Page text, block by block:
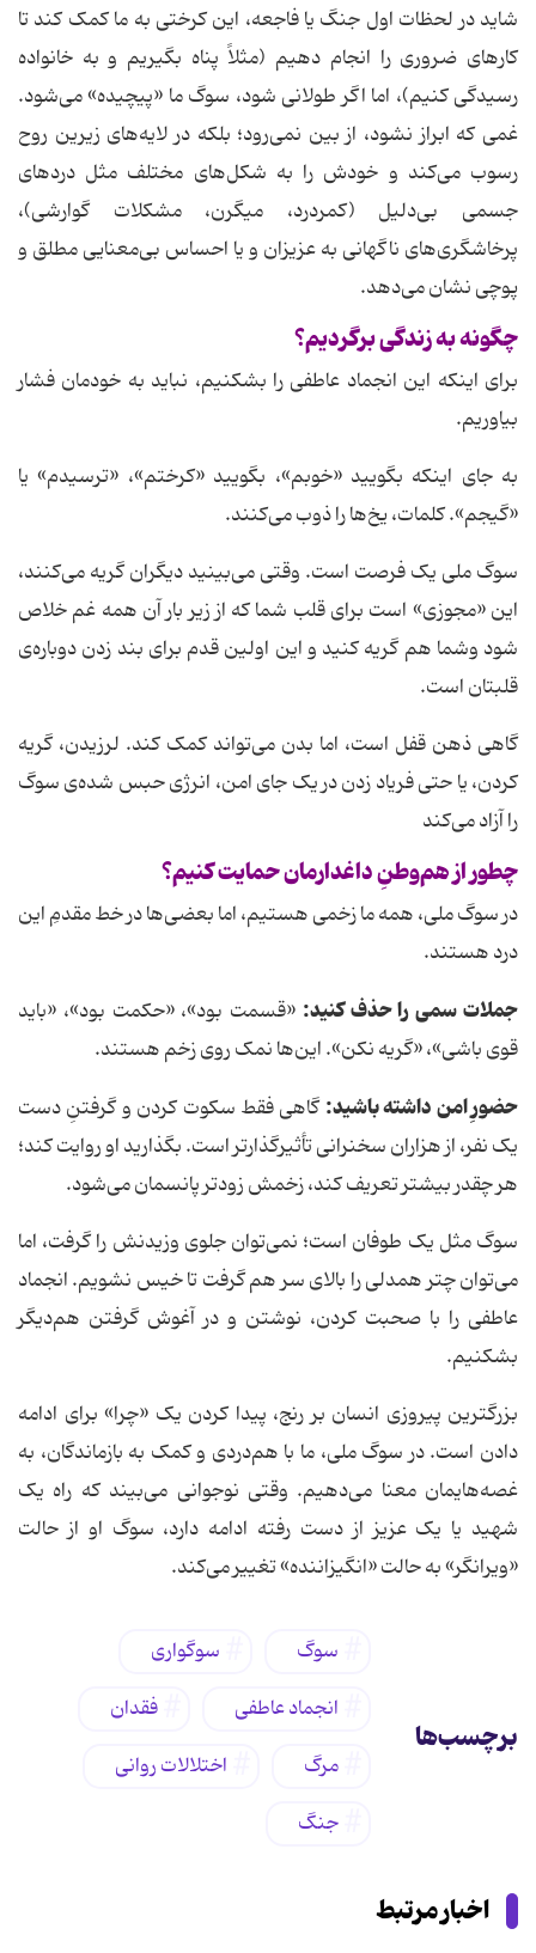
شاید در لحظات اول جنگ یا فاجعه، این کرختی به ما کمک کند تا
کارهای ضروری را انجام دهیم (مثلاً پناه بگیریم و به خانواده
رسیدگی کنیم)، اما اگر طولانی شود، سوگ ما «پیچیده» می‌شود.
غمی که ابراز نشود، از بین نمی‌رود؛ بلکه در لایه‌های زیرین روح
رسوب می‌کند و خودش را به شکل‌های مختلف مثل دردهای
جسمی بی‌دلیل (کمردرد، میگرن، مشکلات گوارشی)،
پرخاشگری‌های ناگهانی به عزیزان و یا احساس بی‌معنایی مطلق و
پوچی نشان می‌دهد.
چگونه به زندگی برگردیم؟
برای اینکه این انجماد عاطفی را بشکنیم، نباید به خودمان فشار
بیاوریم.
به جای اینکه بگویید «خوبم»، بگویید «کرختم»، «ترسیدم» یا
«گیجم». کلمات، یخ‌ها را ذوب می‌کنند.
سوگ ملی یک فرصت است. وقتی می‌بینید دیگران گریه می‌کنند،
این «مجوزی» است برای قلب شما که از زیر بار آن همه غم خلاص
شود وشما هم گریه کنید و این اولین قدم برای بند زدن دوباره‌ی
قلبتان است.
گاهی ذهن قفل است، اما بدن می‌تواند کمک کند. لرزیدن، گریه
کردن، یا حتی فریاد زدن در یک جای امن، انرژی حبس شده‌ی سوگ
را آزاد می‌کند
چطور از هم‌وطنِ داغدارمان حمایت کنیم؟
در سوگ ملی، همه ما زخمی هستیم، اما بعضی‌ها در خط مقدمِ این
درد هستند.
جملات سمی را حذف کنید: «قسمت بود»، «حکمت بود»، «باید
قوی باشی»، «گریه نکن». این‌ها نمک روی زخم هستند.
حضورِ امن داشته باشید: گاهی فقط سکوت کردن و گرفتنِ دست
یک نفر، از هزاران سخنرانی تأثیرگذارتر است. بگذارید او روایت کند؛
هر چقدر بیشتر تعریف کند، زخمش زودتر پانسمان می‌شود.
سوگ مثل یک طوفان است؛ نمی‌توان جلوی وزیدنش را گرفت، اما
می‌توان چتر همدلی را بالای سر هم گرفت تا خیس نشویم. انجماد
عاطفی را با صحبت کردن، نوشتن و در آغوش گرفتن هم‌دیگر
بشکنیم.
بزرگترین پیروزی انسان بر رنج، پیدا کردن یک «چرا» برای ادامه
دادن است. در سوگ ملی، ما با هم‌دردی و کمک به بازماندگان، به
غصه‌هایمان معنا می‌دهیم. وقتی نوجوانی می‌بیند که راه یک
شهید یا یک عزیز از دست رفته ادامه دارد، سوگ او از حالت
«ویرانگر» به حالت «انگیزاننده» تغییر می‌کند.
برچسب‌ها
سوگ
سوگواری
انجماد عاطفی
فقدان
مرگ
اختلالات روانی
جنگ
اخبار مرتبط